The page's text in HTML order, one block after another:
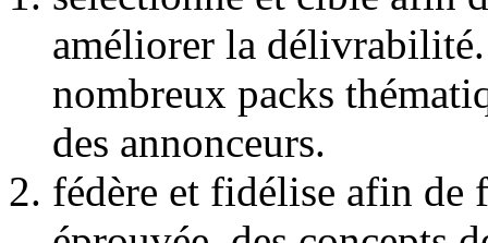
améliorer la
nombreux packs
des annonceurs.
fédère et fidélise afin de